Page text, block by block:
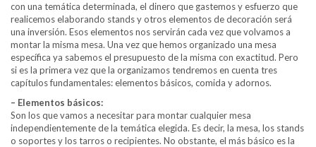
con una temática determinada, el dinero que gastemos y esfuerzo que
realicemos elaborando stands y otros elementos de decoración será
una inversión. Esos elementos nos servirán cada vez que volvamos a
montar la misma mesa. Una vez que hemos organizado una mesa
específica ya sabemos el presupuesto de la misma con exactitud. Pero
si es la primera vez que la organizamos tendremos en cuenta tres
capítulos fundamentales: elementos básicos, comida y adornos.
– Elementos básicos:
Son los que vamos a necesitar para montar cualquier mesa
independientemente de la temática elegida. Es decir, la mesa, los stands
o soportes y los tarros o recipientes. No obstante, el más básico es la